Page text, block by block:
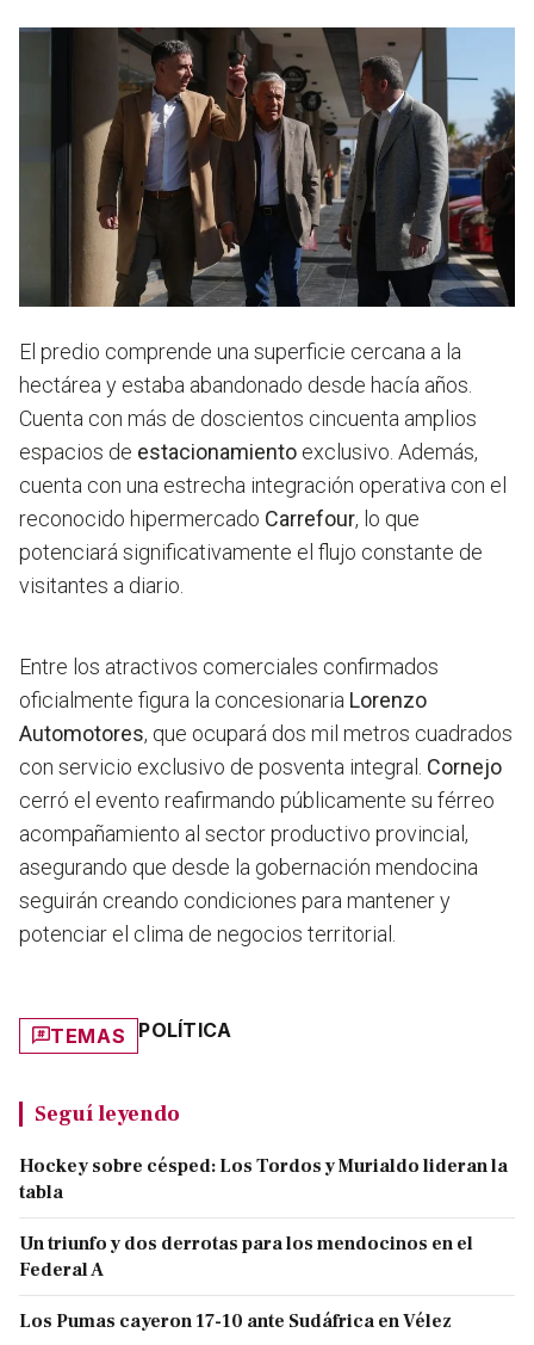
El predio comprende una superficie cercana a la
hectárea y estaba abandonado desde hacía años.
Cuenta con más de doscientos cincuenta amplios
espacios de estacionamiento exclusivo. Además,
cuenta con una estrecha integración operativa con el
reconocido hipermercado Carrefour, lo que
potenciará significativamente el flujo constante de
visitantes a diario.
Entre los atractivos comerciales confirmados
oficialmente figura la concesionaria Lorenzo
Automotores, que ocupará dos mil metros cuadrados
con servicio exclusivo de posventa integral. Cornejo
cerró el evento reafirmando públicamente su férreo
acompañamiento al sector productivo provincial,
asegurando que desde la gobernación mendocina
seguirán creando condiciones para mantener y
potenciar el clima de negocios territorial.
TEMAS POLÍTICA
Seguí leyendo
Hockey sobre césped: Los Tordos y Murialdo lideran la
tabla
Un triunfo y dos derrotas para los mendocinos en el
Federal A
Los Pumas cayeron 17-10 ante Sudáfrica en Vélez